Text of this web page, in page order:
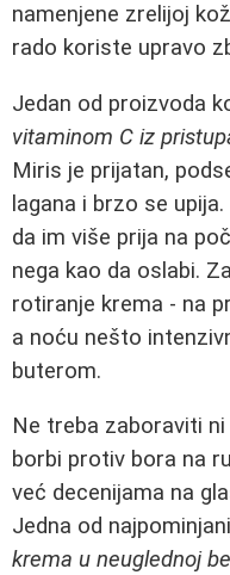
namenjene zrelijoj
rado koriste upravo
Jedan od proizvoda
vitaminom C iz
Miris je prijatan,
lagana i brzo se
da im više prija na
nega kao da oslabi.
rotiranje krema - na
a noću nešto
buterom.
Ne treba zaboraviti ni
borbi protiv bora na
već decenijama na
Jedna od
krema u neuglednoj